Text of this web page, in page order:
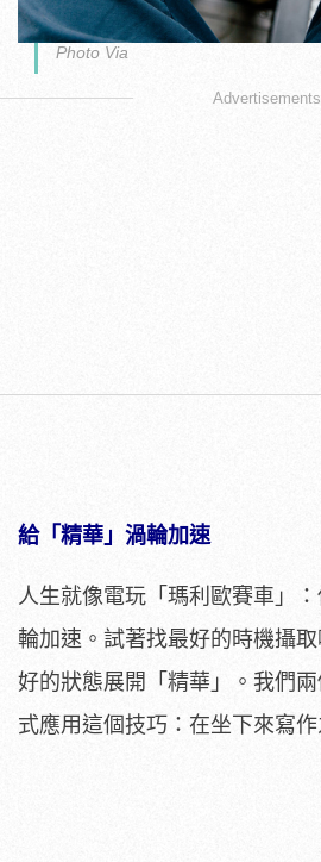
Photo Via
Advertisements
給「精華」渦輪加速
人生就像電玩「瑪利歐賽車」
輪加速。試著找最好的時機攝
好的狀態展開「精華」。我們
式應用這個技巧：在坐下來寫